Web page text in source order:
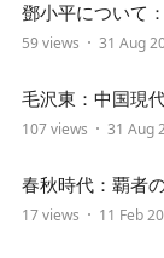
鄧小平について
59 views 31 Aug
毛沢東：中国現
107 views 31 Aug
春秋時代：覇者
17 views 11 Feb